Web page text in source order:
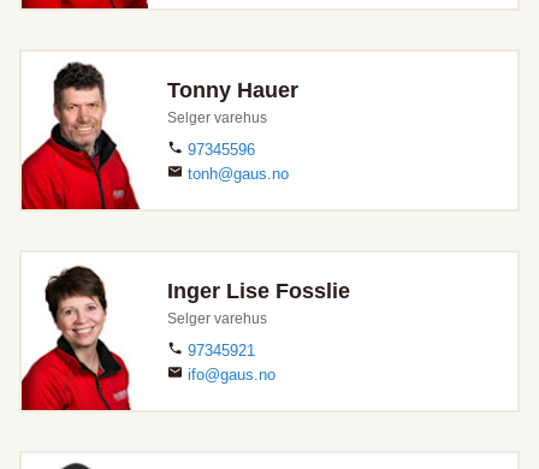
Tonny Hauer
Selger varehus
97345596
tonh@gaus.no
Inger Lise Fosslie
Selger varehus
97345921
ifo@gaus.no